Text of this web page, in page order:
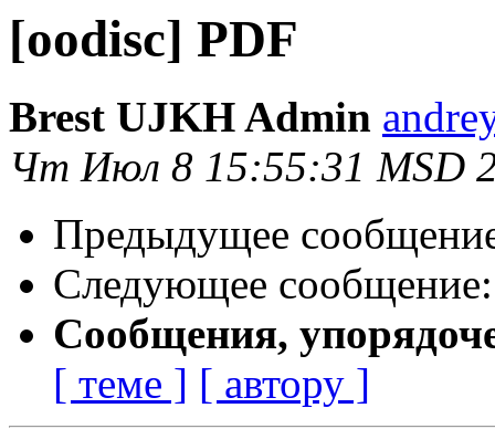
[oodisc] PDF
Brest UJKH Admin
Чт Июл 8 15:55:31 MSD
Предыдущее
Следующее
Сообщения,
[ теме ] [ автору ]